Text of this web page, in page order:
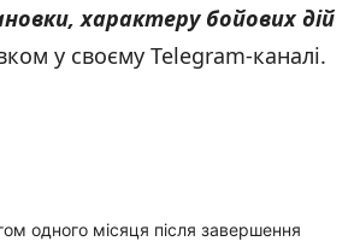
характеру бойових дій
у своєму Telegram-каналі.
одного місяця після завершення